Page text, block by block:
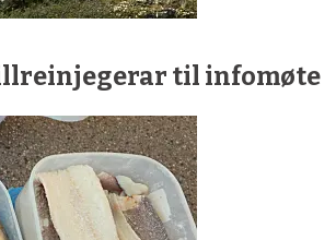
til infomøte